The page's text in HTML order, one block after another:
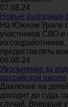
07.08.24
Новые выездные
На Южном Урале
участников СВО
из
предоставлять
06.08.24
Увольнение за
российской школе
Давление на
доходит до суда,
случай. Впервые